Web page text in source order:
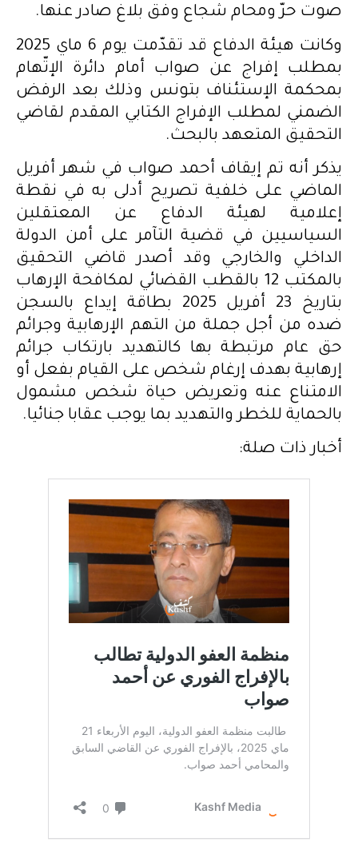
صوت حرّ ومحام شجاع وفق بلاغ صادر عنها.
وكانت هيئة الدفاع قد تقدّمت يوم 6 ماي 2025
بمطلب إفراج عن صواب أمام دائرة الإتّهام
بمحكمة الإستئناف بتونس وذلك بعد الرفض
الضمني لمطلب الإفراج الكتابي المقدم لقاضي
التحقيق المتعهد بالبحث.
يذكر أنه تم إيقاف أحمد صواب في شهر أفريل
الماضي على خلفية تصريح أدلى به في نقطة
إعلامية لهيئة الدفاع عن المعتقلين
السياسيين في قضية التآمر على أمن الدولة
الداخلي والخارجي وقد أصدر قاضي التحقيق
بالمكتب 12 بالقطب القضائي لمكافحة الإرهاب
بتاريخ 23 أفريل 2025 بطاقة إيداع بالسجن
ضده من أجل جملة من التهم الإرهابية وجرائم
حق عام مرتبطة بها كالتهديد بارتكاب جرائم
إرهابية بهدف إرغام شخص على القيام بفعل أو
الامتناع عنه وتعريض حياة شخص مشمول
بالحماية للخطر والتهديد بما يوجب عقابا جنائيا.
أخبار ذات صلة: